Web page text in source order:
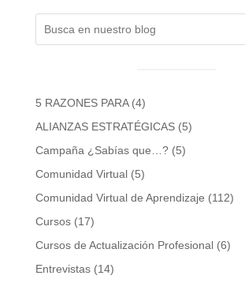
5 RAZONES PARA(4)
ALIANZAS ESTRATÉGICAS(5)
Campaña ¿Sabías que…?(5)
Comunidad Virtual(5)
Comunidad Virtual de Aprendizaje (112)
Cursos(17)
Cursos de Actualización Profesional(6)
Entrevistas(14)